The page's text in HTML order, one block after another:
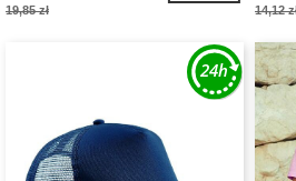
19,85 zł 14,12